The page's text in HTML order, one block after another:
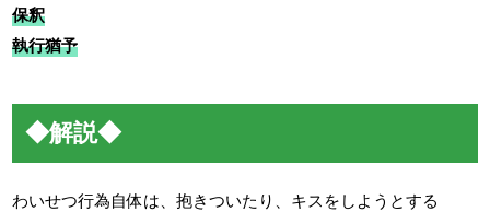
保釈
執行猶予
◆解説◆
わいせつ行為自体は、抱きついたり、キスをしようとする